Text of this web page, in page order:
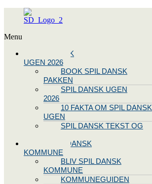
Menu
SPIL DANSK
UGEN 2026
BOOK SPIL DANSK
PAKKEN
SPIL DANSK UGEN
2026
10 FAKTA OM SPIL DANSK
UGEN
SPIL DANSK TEKST OG
BLIV SPIL DANSK
KOMMUNE
BLIV SPIL DANSK
KOMMUNE
KOMMUNEGUIDEN